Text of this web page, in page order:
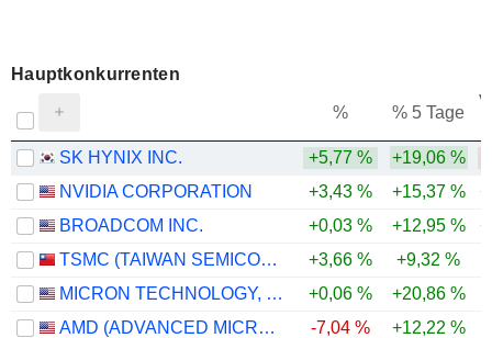
Hauptkonkurrenten
% % 5 Tage
SK HYNIX INC. +5,77 % +19,06 %
NVIDIA CORPORATION
+3,43 % +15,37 %
BROADCOM INC.
+0,03 % +12,95 %
TSMC (TAIWAN SEMICONDUCTOR MANUFACTURING COMPANY)
+3,66 % +9,32 %
MICRON TECHNOLOGY, INC.
+0,06 % +20,86 %
AMD (ADVANCED MICRO DEVICES)
-7,04 % +12,22 %